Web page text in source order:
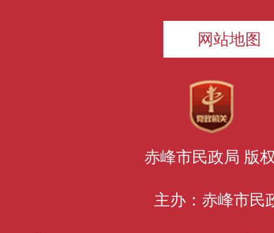
网站地图
赤峰市民政局 版
主办：赤峰市民